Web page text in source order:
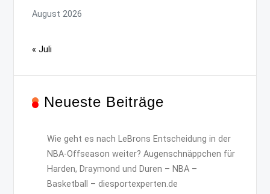
August 2026
« Juli
Neueste Beiträge
Wie geht es nach LeBrons Entscheidung in der
NBA-Offseason weiter? Augenschnäppchen für
Harden, Draymond und Duren – NBA –
Basketball – diesportexperten.de